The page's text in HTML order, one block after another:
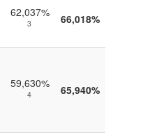
62,037%
3 66,018%
59,630%
4 65,940%